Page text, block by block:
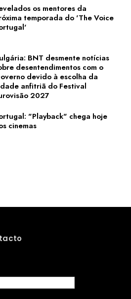
os mentores da
temporada do 'The Voice
BNT desmente notícias
desentendimentos com o
devido à escolha da
anfitriã do Festival
2027
"Playback" chega hoje
cinemas